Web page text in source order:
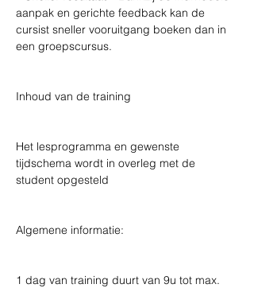
aanpak en gerichte feedback kan de
cursist sneller vooruitgang boeken dan in
een groepscursus.
Inhoud van de training
Het lesprogramma en gewenste
tijdschema wordt in overleg met de
student opgesteld
Algemene informatie:
1 dag van training duurt van 9u tot max.